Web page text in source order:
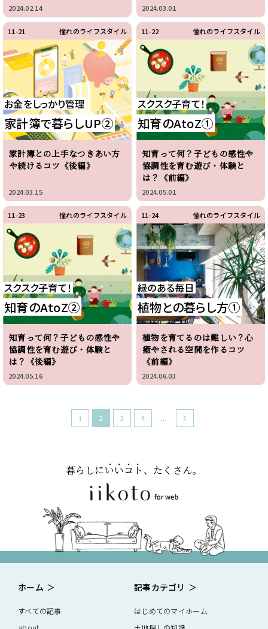
2024.02.14 2024.03.01
11-21 憧れのライフスタイル
お金をしっかり管理
家計簿で暮らしUP②
家計簿との上手なつきあい方
や続けるコツ《後編》
2024.03.15
11-22 憧れのライフスタイル
スクスク子育て！
知育のAtoZ①
知育って何？子どもの感性や
協調性を育む遊び・体験と
は？《前編》
2024.05.01
11-23 憧れのライフスタイル
スクスク子育て！
知育のAtoZ②
知育って何？子どもの感性や
協調性を育む遊び・体験と
は？《後編》
2024.05.16
11-24 憧れのライフスタイル
緑のある毎日
植物との暮らし方①
植物を育てるのは難しい？心
癒やされる空間を作るコツ
《前編》
2024.06.03
1 2 3 4 ... 5
暮らしにいいコト、たくさん。
ホーム
すべての記事
記事カテゴリ
はじめてのマイホーム